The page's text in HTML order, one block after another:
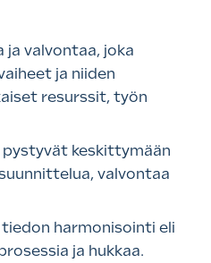
valvontaa, joka
ja niiden
resurssit, työn
keskittymään
valvontaa
harmonisointi eli
ja hukkaa.